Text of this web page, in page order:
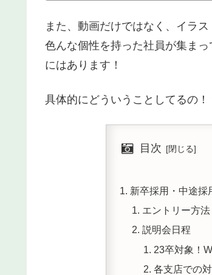
また、動画だけではなく、イラ
色んな個性を持った社員が集ま
にはあります！
具体的にどういうことしてるの
目次
新卒採用・中途採
エントリー方法
説明会日程
23卒対象！
各支店での